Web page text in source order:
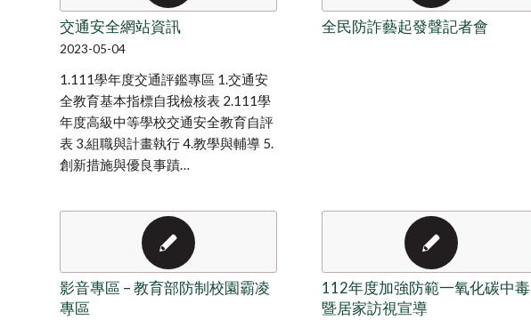
交通安全網站資訊
2023-05-04
1.111學年度交通評鑑專區 1.交通安
全教育基本指標自我檢核表 2.111學
年度高級中等學校交通安全教育自評
表 3.組職與計畫執行 4.教學與輔導 5.
創新措施與優良事蹟…
全民防詐藝起發聲記者會
影音專區 – 教育部防制校園霸凌
專區
112年度加強防範一氧化碳中毒
暨居家訪視宣導